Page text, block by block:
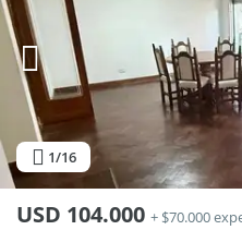
1/16
USD 104.000 + $70.000